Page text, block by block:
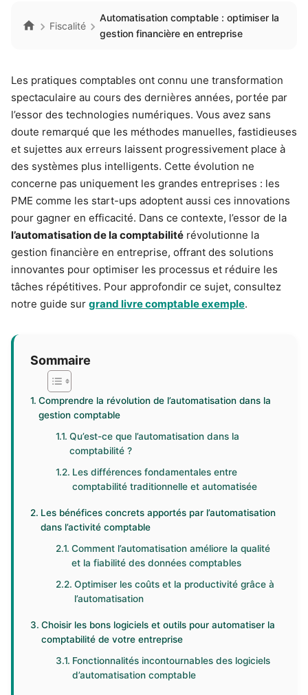
Fiscalité
Automatisation comptable : optimiser la
gestion financière en entreprise
Les pratiques comptables ont connu une transformation
spectaculaire au cours des dernières années, portée par
l’essor des technologies numériques. Vous avez sans
doute remarqué que les méthodes manuelles, fastidieuses
et sujettes aux erreurs laissent progressivement place à
des systèmes plus intelligents. Cette évolution ne
concerne pas uniquement les grandes entreprises : les
PME comme les start-ups adoptent aussi ces innovations
pour gagner en efficacité. Dans ce contexte, l’essor de la
l’automatisation de la comptabilité révolutionne la
gestion financière en entreprise, offrant des solutions
innovantes pour optimiser les processus et réduire les
tâches répétitives. Pour approfondir ce sujet, consultez
notre guide sur grand livre comptable exemple.
Sommaire
Comprendre la révolution de l’automatisation dans la
gestion comptable
Qu’est-ce que l’automatisation dans la
comptabilité ?
Les différences fondamentales entre
comptabilité traditionnelle et automatisée
Les bénéfices concrets apportés par l’automatisation
dans l’activité comptable
Comment l’automatisation améliore la qualité
et la fiabilité des données comptables
Optimiser les coûts et la productivité grâce à
l’automatisation
Choisir les bons logiciels et outils pour automatiser la
comptabilité de votre entreprise
Fonctionnalités incontournables des logiciels
d’automatisation comptable